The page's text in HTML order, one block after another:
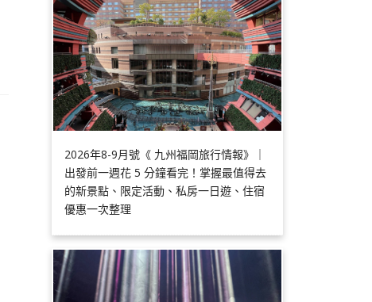
2026年8-9月號《 九州福岡旅行情報》｜
出發前一週花 5 分鐘看完！掌握最值得去
的新景點、限定活動、私房一日遊、住宿
優惠一次整理